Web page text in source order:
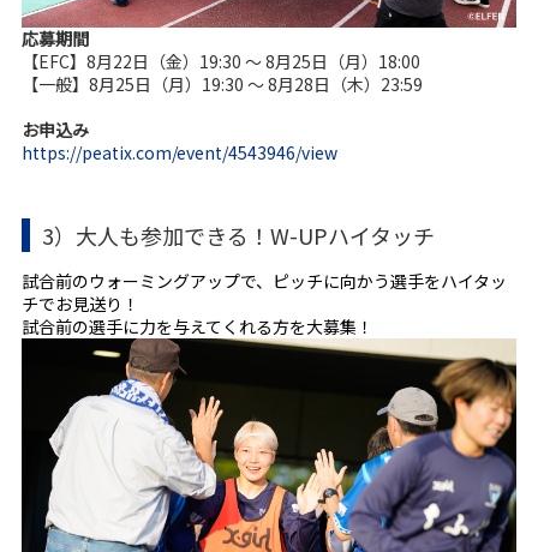
応募期間
【EFC】8月22日（金）19:30 ～ 8月25日（月）18:00
【一般】8月25日（月）19:30 ～ 8月28日（木）23:59
お申込み
https://peatix.com/event/4543946/view
3）大人も参加できる！W-UPハイタッチ
試合前のウォーミングアップで、ピッチに向かう選手をハイタッ
チでお見送り！
試合前の選手に力を与えてくれる方を大募集！